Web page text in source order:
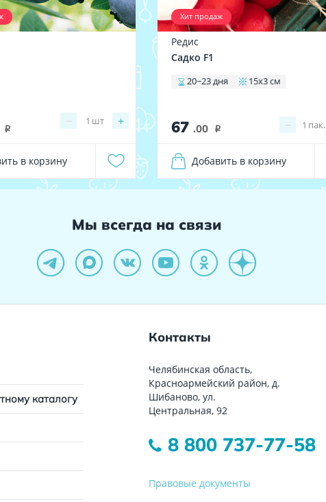
i
− +
1 шт
в корзину
Хит продаж
Редис
Садко F1
20−23 дня 15x3 см
67 .00 i − 1 пак.
Добавить в корзину
Мы всегда на связи
каталогу
Контакты
Челябинская область,
Красноармейский район, д.
Шибаново, ул.
Центральная, 92
8 800 737-77-58
Правовые документы